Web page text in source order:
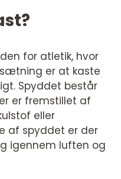
for atletik, hvor
er at kaste
Spyddet består
er fremstillet af
eller
af spyddet er der
igennem luften og